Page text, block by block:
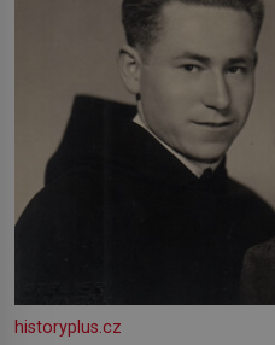
historyplus.cz